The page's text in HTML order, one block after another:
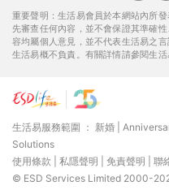
重要聲明：生活易會員於本網站內所
先審查任何內容，並不會保證其準確
容均屬個人意見，並不代表生活易之
生活易概不負責。有關詳情請參閱生活
生活易服務範圍 ： 新婚
Solutions
使用條款
私隱聲明 免責聲明
聯
© ESD Services Limited 2000-